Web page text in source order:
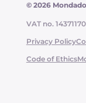
© 2026
VAT no.
Privacy Policy
Code of Ethics